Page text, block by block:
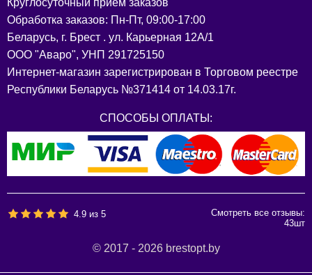
Круглосуточный прием заказов
Обработка заказов: Пн-Пт, 09:00-17:00
Беларусь, г. Брест . ул. Карьерная 12А/1
ООО "Аваро", УНП 291725150
Интернет-магазин зарегистрирован в Торговом реестре
Республики Беларусь №371414 от 14.03.17г.
СПОСОБЫ ОПЛАТЫ:
4.9 из5
Смотреть все отзывы:
43шт
© 2017 - 2026 brestopt.by